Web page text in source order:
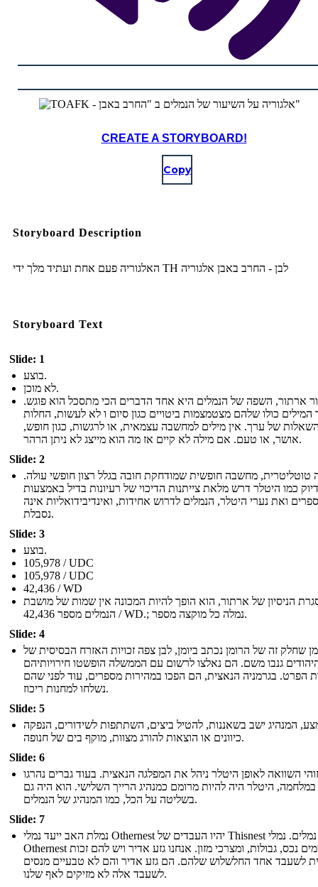
CREATE A STORYBOARD!
Copy
Storyboard Description
האלגוריה פעם אחת ועתיד מלך ידי TH לבן - החרב באבן אלגוריה
Storyboard Text
Slide: 1
בוצע.
לא מוכן.
ארתור, השפה של הנמלים היא אחד הדברים הכי מתסכל הוא פוגש.
המילים כולו שלהם מצטמצמות ביטויים כגון סיום ו לא לעשות, החלות
של ערך. אין מילים למחשבה עצמאית, או לרגשות, כגון חופש,
אושר, או טעם. אם מילה לא קיים אז מה הוא מייצג לא ניתן הרהר.
Slide: 2
טוטליטרית, מחשבה חופשית שמודחקת חובה בגלל רצון חופשי עולה.
כמו היטלר דרש מלאת צייתנות הדיכוי של רעיונות בדיל באמצעות
ואת נערי היטלר, הנמלים לדרוש אחידות, ואינדיבידואליות אינה
נסבלת.
Slide: 3
בוצע.
105,978 / UDC
105,978 / UDC
42,436 / WD
הניסיון של ארתור, הוא הופך להיות המכונה אין שמות של מושבת
הנמלים מספר 42,436 / WD.; נמלה כל מוקצה מספר.
Slide: 4
שחלק זה של הרומן נכתב ביומן, לבן צפה זכויות האזרח הבסיסית של
גנבו משם. הם נאלצו לרשום עם הממשלה הופשטו חירויותיהם
הפרט. בגרמניה הנאצית, הם הפכו במהירות מספרים, עוד לפני שהם
נשלחו למחנות ריכוז.
Slide: 5
המנהיג ישב בשאננות, להטיל ביצים, השתתפות לשידורים, הנפקה
כיוונים או הוצאות להורג מצוות, מוקף בים של חנופה.
Slide: 6
זוהי השוואה לאופן היטלר ניהל את המפלגה הנאצית. בעוד גברים נהרגו
במלחמה, היטלר היה להיות מרומם כמנהיג הרייך השלישי. הוא היה גם
בשליטה על הכל, כמו המנהיג של הנמלים.
Slide: 7
נמלת האב ייעד נמלי Othernest יהיו העבדים של Thisnest נמלים. נמלי
Othernest מאיימים נכס, גבולות, ומצרכי מזון. אנחנו גזע אדיר ויש להם זכות
לשעבד אחד החלשלוש שלהם. הם גזע אדיר והם לא טבעיים מנסים
לשעבד אלה לא מזיקים לאף שלנו.